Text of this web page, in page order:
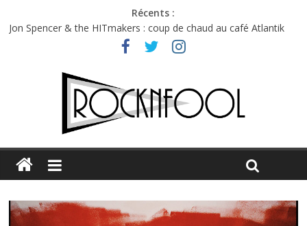
Récents :
Jon Spencer & the HITmakers : coup de chaud au café Atlantik
Hellfest 2026 vendredi : température et émotions en hausse
Hellfest 2026 jeudi : impossible de choisir entre chaleur et bonne
Première édition du Midgard Festival : entre bière, métal et
Charlie Puth à l’Olympia : la leçon de pop du Professeur Puth